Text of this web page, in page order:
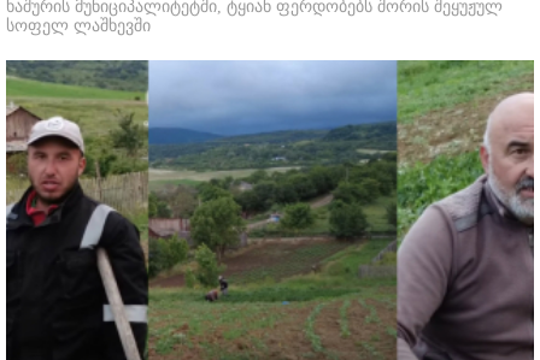
ხაშურის მუნიციპალიტეტში, ტყიან ფერდობებს შორის შეყუჟულ
სოფელ ლაშხევში